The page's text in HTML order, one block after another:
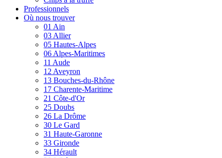
Professionnels
Où nous trouver
01 Ain
03 Allier
05 Hautes-Alpes
06 Alpes-Maritimes
11 Aude
12 Aveyron
13 Bouches-du-Rhône
17 Charente-Maritime
21 Côte-d'Or
25 Doubs
26 La Drôme
30 Le Gard
31 Haute-Garonne
33 Gironde
34 Hérault